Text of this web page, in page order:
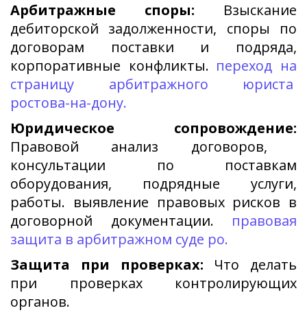
Арбитражные споры: Взыскание
дебиторской задолженности, споры по
договорам поставки и подряда,
корпоративные конфликты. переход на
страницу арбитражного юриста
ростова-на-дону.
Юридическое сопровождение:
Правовой анализ договоров,
консультации по поставкам
оборудования, подрядные услуги,
работы. выявление правовых рисков в
договорной документации. правовая
защита в арбитражном суде ро.
Защита при проверках: Что делать
при проверках контролирующих
органов.